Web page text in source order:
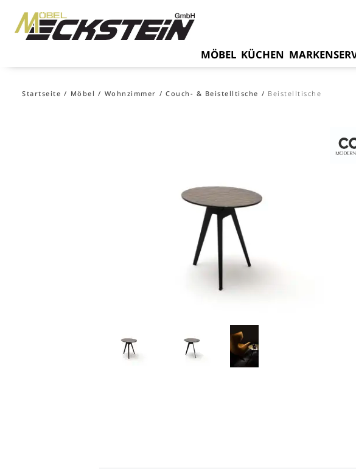
MÖBEL KÜCHEN MARKEN
Startseite Möbel Wohnzimmer Couch- & Beistelltische Beistelltische